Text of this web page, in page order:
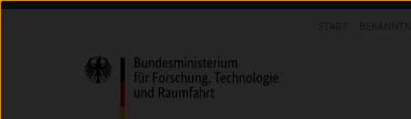
Direkt
(Eingabetaste)
Direkt
(Eingabetaste)
Direkt
(Eingabetaste)